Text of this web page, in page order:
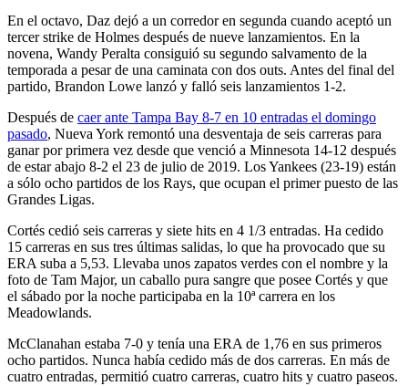
En el octavo, Daz dejó a un corredor en segunda cuando aceptó un
tercer strike de Holmes después de nueve lanzamientos. En la
novena, Wandy Peralta consiguió su segundo salvamento de la
temporada a pesar de una caminata con dos outs. Antes del final del
partido, Brandon Lowe lanzó y falló seis lanzamientos 1-2.
Después de caer ante Tampa Bay 8-7 en 10 entradas el domingo
pasado, Nueva York remontó una desventaja de seis carreras para
ganar por primera vez desde que venció a Minnesota 14-12 después
de estar abajo 8-2 el 23 de julio de 2019. Los Yankees (23-19) están
a sólo ocho partidos de los Rays, que ocupan el primer puesto de las
Grandes Ligas.
Cortés cedió seis carreras y siete hits en 4 1/3 entradas. Ha cedido
15 carreras en sus tres últimas salidas, lo que ha provocado que su
ERA suba a 5,53. Llevaba unos zapatos verdes con el nombre y la
foto de Tam Major, un caballo pura sangre que posee Cortés y que
el sábado por la noche participaba en la 10ª carrera en los
Meadowlands.
McClanahan estaba 7-0 y tenía una ERA de 1,76 en sus primeros
ocho partidos. Nunca había cedido más de dos carreras. En más de
cuatro entradas, permitió cuatro carreras, cuatro hits y cuatro paseos.